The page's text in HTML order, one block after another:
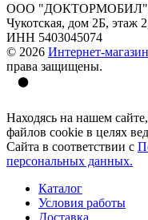
ООО "ДОКТОРМОБИЛ" -
Чукотская, дом 2Б, этаж
ИНН 5403045074
© 2026 Интернет-
права защищены.
Находясь на нашем
файлов cookie в целях
Сайта в соответствии с
персональных данных.
Каталог
Условия работы
Доставка